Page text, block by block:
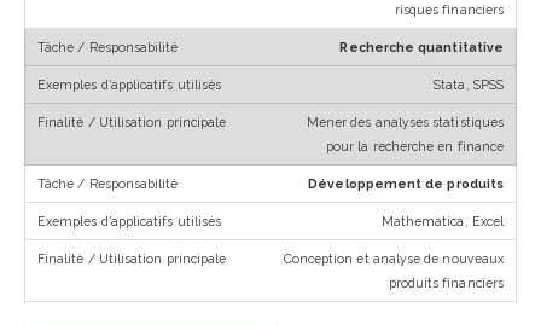
risques financiers
Recherche quantitative
Stata, SPSS
Mener des analyses statistiques
pour la recherche en finance
Développement de produits
Mathematica, Excel
Conception et analyse de nouveaux
produits financiers